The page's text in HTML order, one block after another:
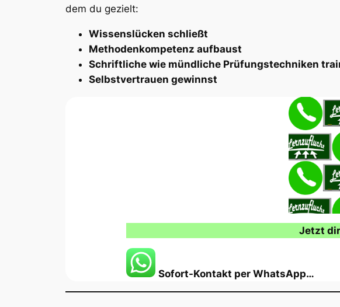
dem du gezielt:
Wissenslücken schließt
Methodenkompetenz aufbaust
Schriftliche wie mündliche Prüfungstechniken
Selbstvertrauen gewinnst
Jetzt
Sofort-Kontakt per WhatsApp…